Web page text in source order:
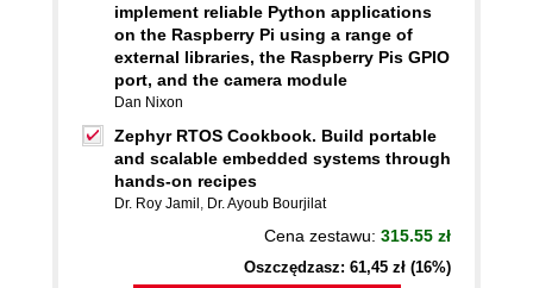
implement reliable Python applications
on the Raspberry Pi using a range of
external libraries, the Raspberry Pis GPIO
port, and the camera module
Dan Nixon
Zephyr RTOS Cookbook. Build portable
and scalable embedded systems through
hands-on recipes
Dr. Roy Jamil , Dr. Ayoub Bourjilat
Cena zestawu: 315.55 zł
Oszczędzasz: 61,45 zł (16%)